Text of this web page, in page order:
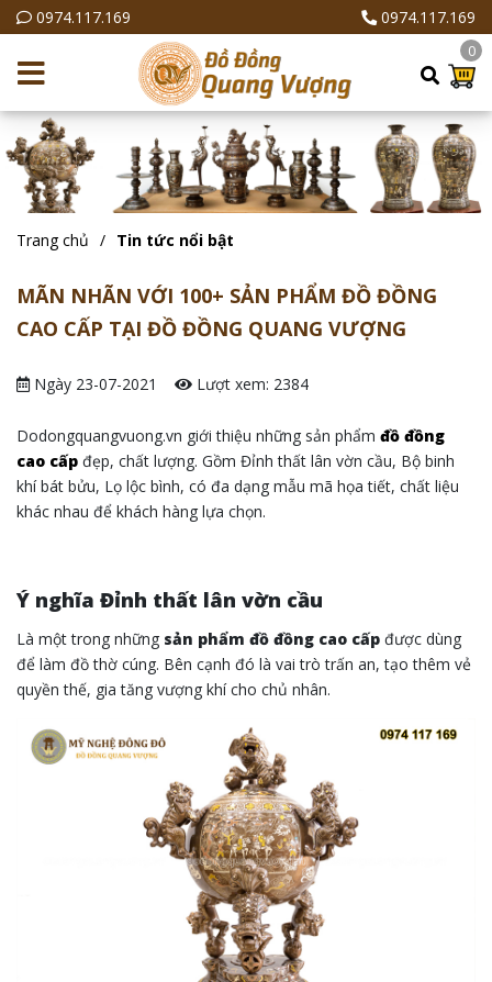
0974.117.169 0974.117.169
0
Trang chủ Tin tức nổi bật
MÃN NHÃN VỚI 100+ SẢN PHẨM ĐỒ ĐỒNG
CAO CẤP TẠI ĐỒ ĐỒNG QUANG VƯỢNG
Ngày 23-07-2021 Lượt xem: 2384
Dodongquangvuong.vn giới thiệu những sản phẩm đồ đồng
cao cấp đẹp, chất lượng. Gồm Đỉnh thất lân vờn cầu, Bộ binh
khí bát bửu, Lọ lộc bình, có đa dạng mẫu mã họa tiết, chất liệu
khác nhau để khách hàng lựa chọn.
Ý nghĩa Đỉnh thất lân vờn cầu
Là một trong những sản phẩm đồ đồng cao cấp được dùng
để làm đồ thờ cúng. Bên cạnh đó là vai trò trấn an, tạo thêm vẻ
quyền thế, gia tăng vượng khí cho chủ nhân.